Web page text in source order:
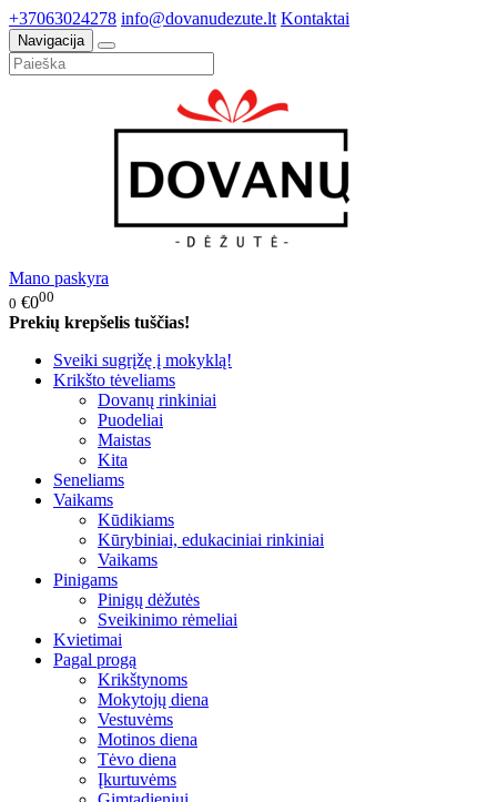
+37063024278 info@dovanudezute.lt Kontaktai
Navigacija
Mano paskyra
0 €000
Prekių krepšelis tuščias!
Sveiki sugrįžę į mokyklą!
Krikšto tėveliams
Dovanų rinkiniai
Puodeliai
Maistas
Kita
Seneliams
Vaikams
Kūdikiams
Kūrybiniai, edukaciniai rinkiniai
Vaikams
Pinigams
Pinigų dėžutės
Sveikinimo rėmeliai
Kvietimai
Pagal progą
Krikštynoms
Mokytojų diena
Vestuvėms
Motinos diena
Tėvo diena
Įkurtuvėms